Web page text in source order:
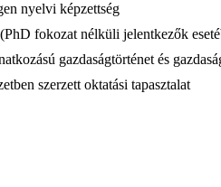
nyelvi képzettség
fokozat nélküli jelentkezők
gazdaságtörténet és
szerzett oktatási tapasztalat